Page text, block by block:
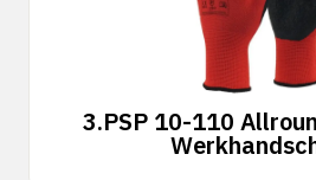
3.PSP 10-110